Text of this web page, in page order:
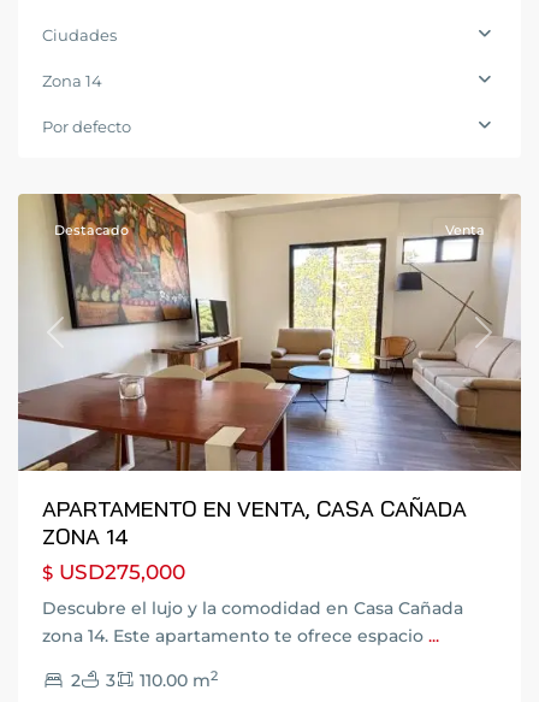
Ciudades
Zona 14
Por defecto
14,
Next
Destacado Venta
APARTAMENTO EN VENTA, CASA CAÑADA
ZONA 14
$ USD275,000
Descubre el lujo y la comodidad en Casa Cañada
zona 14. Este apartamento te ofrece espacio ...
2 3 110.00 m2
Zona
14,
de